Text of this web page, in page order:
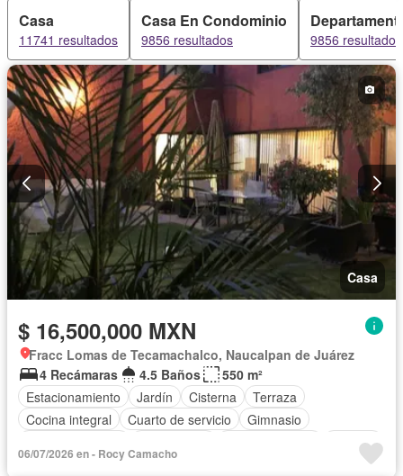
Casa
11741 resultados
Casa En Condominio
9856 resultados 9856 resultados
Casa
$ 16,500,000 MXN
Fracc Lomas de Tecamachalco, Naucalpan de Juárez
4 Recámaras
4.5 Baños
550 m²
Estacionamiento
Jardín Cisterna
Terraza
Cocina integral
Cuarto de servicio
Gimnasio
Internet
Bodega
Circuito cerrado de televisión
06/07/2026 en - Rocy Camacho